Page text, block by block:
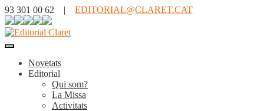
93 301 00 62 | EDITORIAL@CLARET.CAT
Novetats
Editorial
Qui som?
La Missa
Activitats